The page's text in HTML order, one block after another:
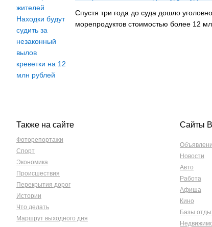
Спустя три года до суда дошло
морепродуктов стоимостью более 12
Также на сайте
Фоторепортажи
Спорт
Экономика
Происшествия
Перекрытия дорог
Истории
Что делать
Маршрут выходного дня
Сайты
Новости
Авто
Работа
Афиша
Кино
Базы